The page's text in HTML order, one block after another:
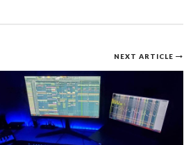
NEXT ARTICLE